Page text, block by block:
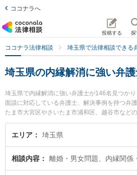
ココナラへ
投稿する 探
ココナラ法律相談 埼玉県で法律相談できる
埼玉県の内縁解消に強い弁
埼玉県で内縁解消に強い弁護士が146名見つか
面談に対応している弁護士、解決事例を持つ弁
たま市大宮区やさいたま市浦和区、越谷市など
ます。離婚・男女問題に関係する財産分与や養
絞り込み検索もでき便利です。特に飯島努法律
夜間に発生した内縁解消のトラブルを今すぐに
消のトラブル解決の実績豊富な近くの弁護士を
エリア 埼玉県
相談内容 離婚・男女問題、内縁関係